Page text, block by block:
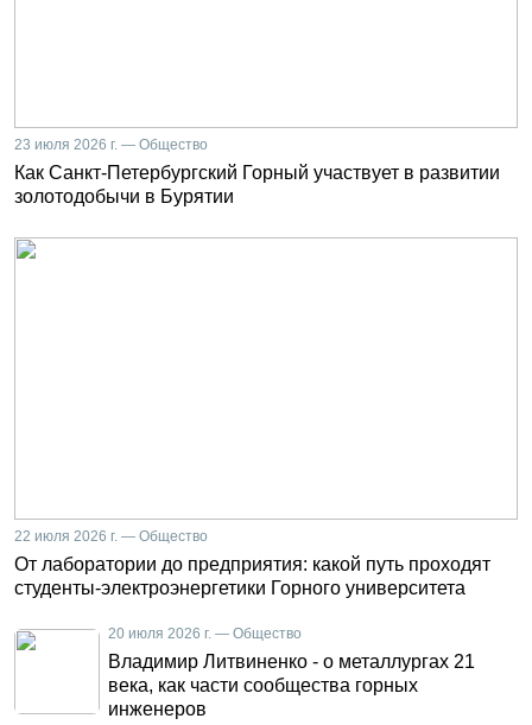
23 июля 2026 г. — Общество
Как Санкт-Петербургский Горный участвует в развитии
золотодобычи в Бурятии
22 июля 2026 г. — Общество
От лаборатории до предприятия: какой путь проходят
студенты-электроэнергетики Горного университета
20 июля 2026 г. — Общество
Владимир Литвиненко - о металлургах 21
века, как части сообщества горных
инженеров